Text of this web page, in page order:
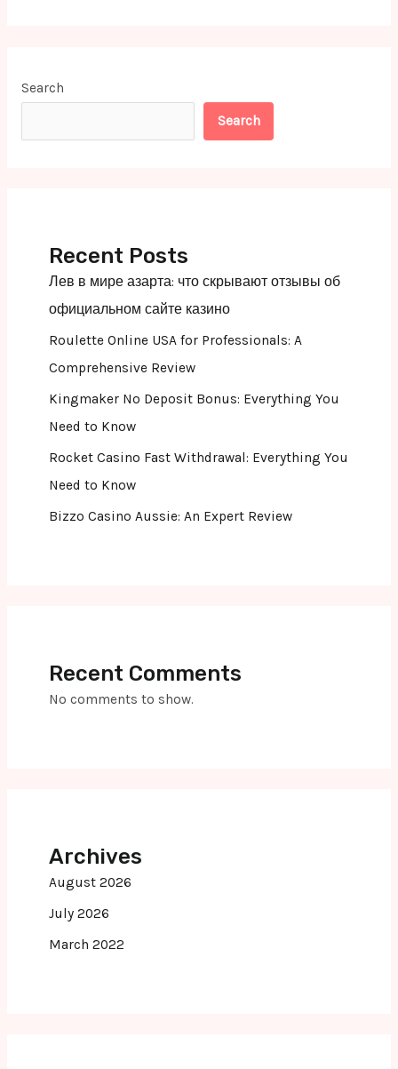
Search
Search
Recent Posts
Лев в мире азарта: что скрывают отзывы об
официальном сайте казино
Roulette Online USA for Professionals: A
Comprehensive Review
Kingmaker No Deposit Bonus: Everything You
Need to Know
Rocket Casino Fast Withdrawal: Everything You
Need to Know
Bizzo Casino Aussie: An Expert Review
Recent Comments
No comments to show.
Archives
August 2026
July 2026
March 2022